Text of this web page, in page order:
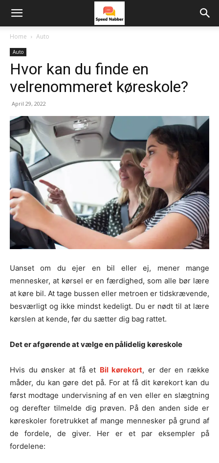
Home Auto
Auto
Hvor kan du finde en
velrenommeret køreskole?
April 29, 2022
Uanset om du ejer en bil eller ej, mener mange
mennesker, at kørsel er en færdighed, som alle bør lære
at køre bil. At tage bussen eller metroen er tidskrævende,
besværligt og ikke mindst kedeligt. Du er nødt til at lære
kørslen at kende, før du sætter dig bag rattet.
Det er afgørende at vælge en pålidelig køreskole
Hvis du ønsker at få et Bil kørekort, er der en række
måder, du kan gøre det på. For at få dit kørekort kan du
først modtage undervisning af en ven eller en slægtning
og derefter tilmelde dig prøven. På den anden side er
køreskoler foretrukket af mange mennesker på grund af
de fordele, de giver. Her er et par eksempler på
fordelene: